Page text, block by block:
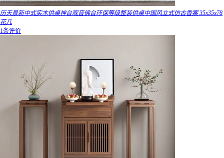
历天景新中式实木供桌神台观音佛台环保等级整装供桌中国风立式仿古香案 35x35x78
花几
1条评价